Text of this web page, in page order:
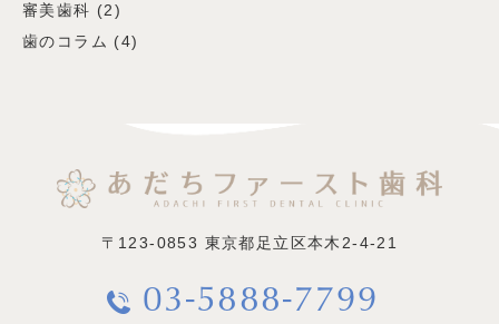
審美歯科 (2)
歯のコラム (4)
〒123-0853 東京都足立区本木2-4-21
03-5888-7799